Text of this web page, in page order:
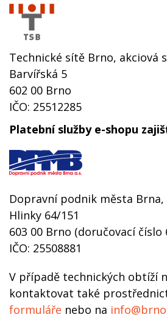
Web
Technické sítě Brno, akciová
Barvířská 5
602 00 Brno
IČO: 25512285
Platební služby e-shopu
DPMB.cz
Dopravní podnik města Brna,
Hlinky 64/151
603 00 Brno (doručovací číslo
IČO: 25508881
V případě technických obtíží
kontaktovat také
formuláře nebo na